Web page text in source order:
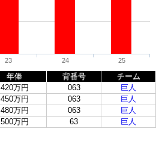
23 24 25
年俸 背番号
チーム
420万円 063
巨人
450万円 063
巨人
480万円 063
巨人
500万円 63 巨人